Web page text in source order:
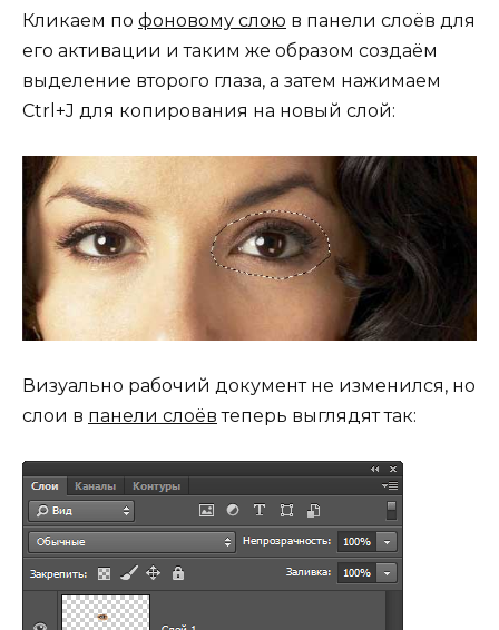
Кликаем по фоновому слою в панели слоёв для
его активации и таким же образом создаём
выделение второго глаза, а затем нажимаем
Ctrl+J для копирования на новый слой:
Визуально рабочий документ не изменился, но
слои в панели слоёв теперь выглядят так: